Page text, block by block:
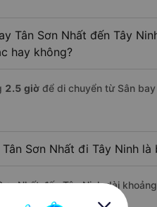
Tân Sơn Nhất đến Tây
hay không?
2.5 giờ để di chuyển từ Sân
Sơn Nhất đi Tây Ninh là
Nhất đến Tây Ninh dài khoảng